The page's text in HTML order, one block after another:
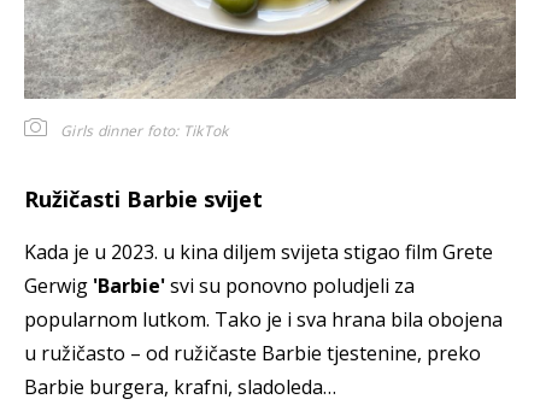
Girls dinner foto: TikTok
Ružičasti Barbie svijet
Kada je u 2023. u kina diljem svijeta stigao film Grete
Gerwig 'Barbie'svi su ponovno poludjeli za
popularnom lutkom. Tako je i sva hrana bila obojena
u ružičasto – od ružičaste Barbie tjestenine, preko
Barbie burgera, krafni, sladoleda…